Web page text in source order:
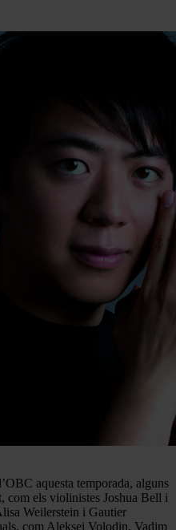
aquesta temporada, alguns
com els violinistes Joshua Bell i
Weilerstein i Gautier
com Aleksei Volodin, Vadim